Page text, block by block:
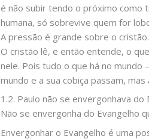
é não subir tendo o próximo como
humana, só sobrevive quem for
A pressão é grande sobre o
O cristão lê, e então entende, o
nele. Pois tudo o que há no
mundo e a sua cobiça passam,
1.2. Paulo não se envergonhava
Não se envergonha do Evangelho
Envergonhar o Evangelho é uma